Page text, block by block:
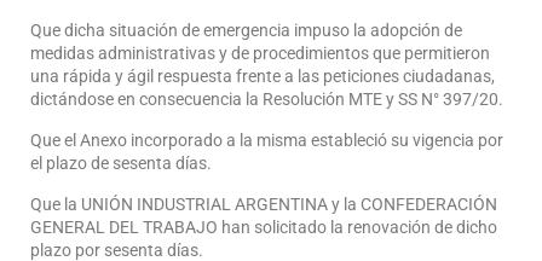
Que dicha situación de emergencia impuso la adopción de
medidas administrativas y de procedimientos que permitieron
una rápida y ágil respuesta frente a las peticiones ciudadanas,
dictándose en consecuencia la Resolución MTE y SS N° 397/20.
Que el Anexo incorporado a la misma estableció su vigencia por
el plazo de sesenta días.
Que la UNIÓN INDUSTRIAL ARGENTINA y la CONFEDERACIÓN
GENERAL DEL TRABAJO han solicitado la renovación de dicho
plazo por sesenta días.